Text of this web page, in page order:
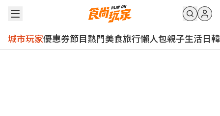
城市玩家優惠券節目熱門美食旅行懶人包親子生活日韓